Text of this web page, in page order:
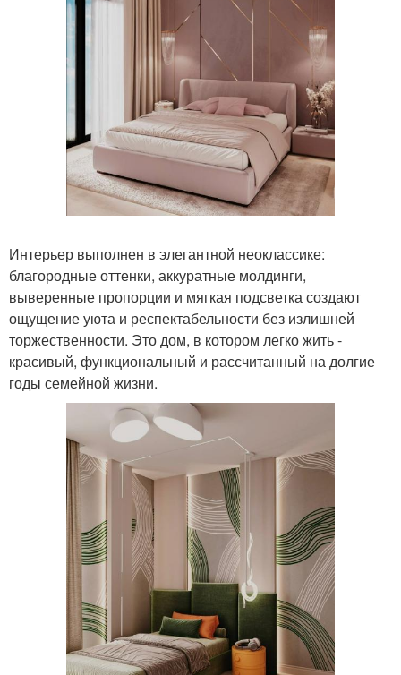
Интерьер выполнен в элегантной неоклассике:
благородные оттенки, аккуратные молдинги,
выверенные пропорции и мягкая подсветка создают
ощущение уюта и респектабельности без излишней
торжественности. Это дом, в котором легко жить -
красивый, функциональный и рассчитанный на долгие
годы семейной жизни.